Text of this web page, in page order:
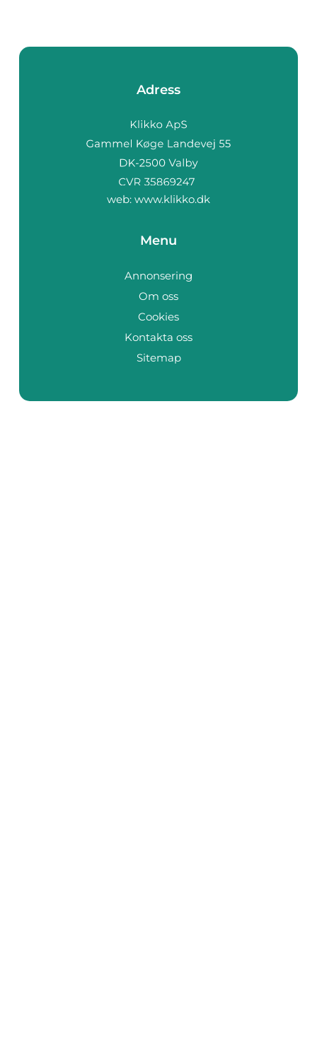
Adress
web: www.klikko.dk
Menu
Annonsering
Om oss
Cookies
Kontakta oss
Sitemap